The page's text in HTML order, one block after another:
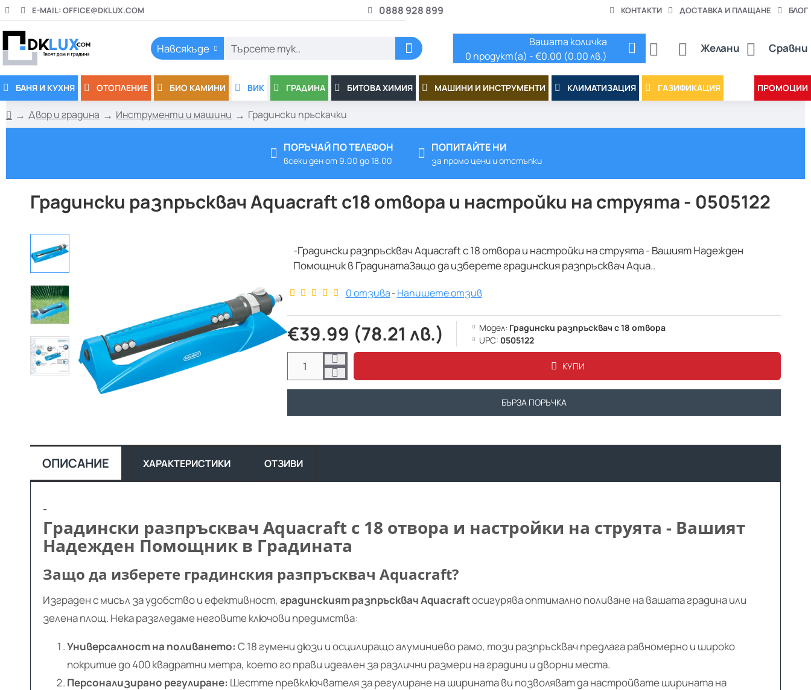
E-MAIL: OFFICE@DKLUX.COM 0888 928 899 КОНТАКТИ ДОСТАВКА И ПЛАЩАНЕ БЛОГ
Навсякъде
Търсете
Желани Сравни
Вашата количка
0 продукт(а) - €0.00 (0.00 лв.)
БАНЯ И КУХНЯ ОТОПЛЕНИЕ БИО КАМИНИ ВИК ГРАДИНА БИТОВА ХИМИЯ МАШИНИ И ИНСТРУМЕНТИ КЛИМАТИЗАЦИЯ ГАЗИФИКАЦИЯ ПРОМОЦИИ
h
Двор и градина Инструменти и машини Градински пръскачки
ПОРЪЧАЙ ПО ТЕЛЕФОН
всеки ден от 9.00 до 18.00
ПОПИТАЙТЕ НИ
за промо цени и отстъпки
Градински разпръсквач Aquacraft с18 отвора и настройки на струята - 0505122
-Градински разпръсквач Aquacraft с 18 отвора и настройки на струята - Вашият Надежден
Помощник в ГрадинатаЗащо да изберете градинския разпръсквач Aqua..
0 отзива-Напишете отзив
€39.99 (78.21 лв.) Модел: Градински разпръсквач с 18 отвора
UPC: 0505122
КУПИ
БЪРЗА ПОРЪЧКА
ОПИСАНИЕ ХАРАКТЕРИСТИКИ ОТЗИВИ
-
Градински разпръсквач Aquacraft с 18 отвора и настройки на струята - Вашият
Надежден Помощник в Градината
Защо да изберете градинския разпръсквач Aquacraft?
Изграден с мисъл за удобство и ефективност, градинският разпръсквач Aquacraftосигурява оптимално поливане на вашата градина или
зелена площ. Нека разгледаме неговите ключови предимства:
Универсалност на поливането: С 18 гумени дюзи и осцилиращо алуминиево рамо, този разпръсквач предлага равномерно и широко
покритие до 400 квадратни метра, което го прави идеален за различни размери на градини и дворни места.
Персонализирано регулиране: Шестте превключвателя за регулиране на ширината ви позволяват да настройвате ширината на